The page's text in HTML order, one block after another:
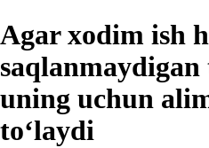
Agar хodim ish
saqlanmaydigan
uning uchun
toʻlaydi